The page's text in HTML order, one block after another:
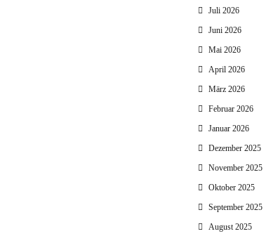
Juli 2026
Juni 2026
Mai 2026
April 2026
März 2026
Februar 2026
Januar 2026
Dezember 2025
November 2025
Oktober 2025
September 2025
August 2025